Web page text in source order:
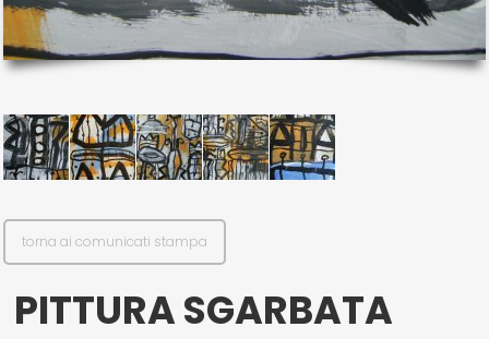
Exibart.service - Exibartlab srl Via Placido Zurla 49b - 00176 Roma
- P.IVA 14105351002
torna ai comunicati stampa
PITTURA SGARBATA